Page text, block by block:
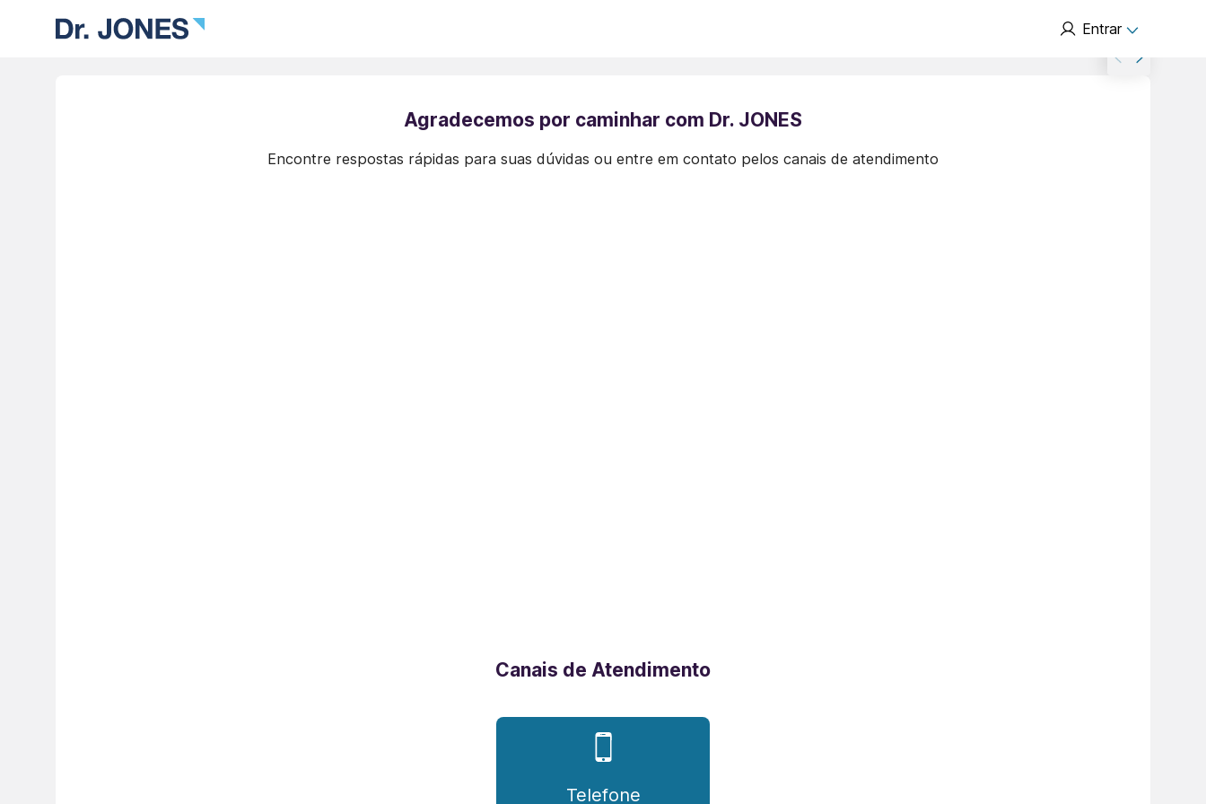
Entrar
Agradecemos por caminhar com Dr. JONES
Encontre respostas rápidas para suas dúvidas ou entre em contato pelos canais de atendimento
Canais de Atendimento
Telefone